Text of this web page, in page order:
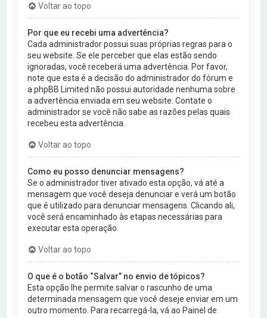
Voltar ao topo
Por que eu recebi uma advertência?
Cada administrador possui suas próprias regras para o
seu website. Se ele perceber que elas estão sendo
ignoradas, você receberá uma advertência. Por favor,
note que esta é a decisão do administrador do fórum e
a phpBB Limited não possui autoridade nenhuma sobre
a advertência enviada em seu website. Contate o
administrador se você não sabe as razões pelas quais
recebeu esta advertência.
Voltar ao topo
Como eu posso denunciar mensagens?
Se o administrador tiver ativado esta opção, vá até a
mensagem que você deseja denunciar e verá um botão
que é utilizado para denunciar mensagens. Clicando ali,
você será encaminhado às etapas necessárias para
executar esta operação.
Voltar ao topo
O que é o botão “Salvar” no envio de tópicos?
Esta opção lhe permite salvar o rascunho de uma
determinada mensagem que você deseje enviar em um
outro momento. Para recarregá-la, vá ao Painel de